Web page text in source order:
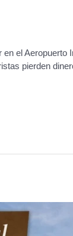
el
pierden